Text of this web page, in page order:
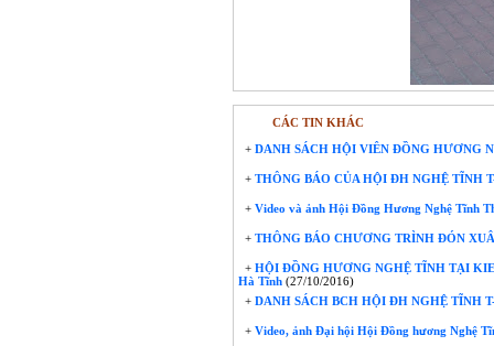
CÁC TIN KHÁC
+ DANH SÁCH HỘI VIÊN ĐỒNG HƯƠNG
+ THÔNG BÁO CỦA HỘI ĐH NGHỆ TĨNH
+ Video và ảnh Hội Đồng Hương Nghệ Tĩnh
+ THÔNG BÁO CHƯƠNG TRÌNH ĐÓN
+ HỘI ĐỒNG HƯƠNG NGHỆ TĨNH TẠI
Hà Tĩnh (27/10/2016)
+ DANH SÁCH BCH HỘI ĐH NGHỆ TĨNH
+ Video, ảnh Đại hội Hội Đồng hương Nghệ